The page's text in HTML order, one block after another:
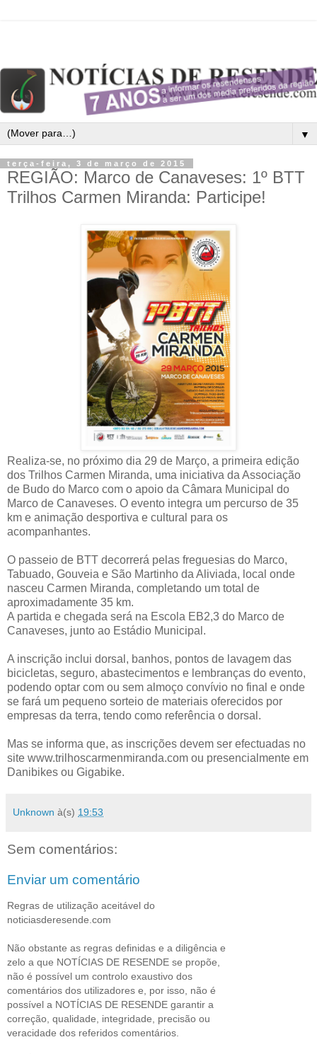
▼
terça-feira, 3 de março de 2015
REGIÃO: Marco de Canaveses: 1º BTT
Trilhos Carmen Miranda: Participe!
Realiza-se, no próximo dia 29 de Março, a primeira edição
dos Trilhos Carmen Miranda, uma iniciativa da Associação
de Budo do Marco com o apoio da Câmara Municipal do
Marco de Canaveses. O evento integra um percurso de 35
km e animação desportiva e cultural para os
acompanhantes.
O passeio de BTT decorrerá pelas freguesias do Marco,
Tabuado, Gouveia e São Martinho da Aliviada, local onde
nasceu Carmen Miranda, completando um total de
aproximadamente 35 km.
A partida e chegada será na Escola EB2,3 do Marco de
Canaveses, junto ao Estádio Municipal.
A inscrição inclui dorsal, banhos, pontos de lavagem das
bicicletas, seguro, abastecimentos e lembranças do evento,
podendo optar com ou sem almoço convívio no final e onde
se fará um pequeno sorteio de materiais oferecidos por
empresas da terra, tendo como referência o dorsal.
Mas se informa que, as inscrições devem ser efectuadas no
site www.trilhoscarmenmiranda.com ou presencialmente em
Danibikes ou Gigabike.
Unknown à(s) 19:53
Sem comentários:
Enviar um comentário
Regras de utilização aceitável do
noticiasderesende.com
Não obstante as regras definidas e a diligência e
zelo a que NOTÍCIAS DE RESENDE se propõe,
não é possível um controlo exaustivo dos
comentários dos utilizadores e, por isso, não é
possível a NOTÍCIAS DE RESENDE garantir a
correção, qualidade, integridade, precisão ou
veracidade dos referidos comentários.